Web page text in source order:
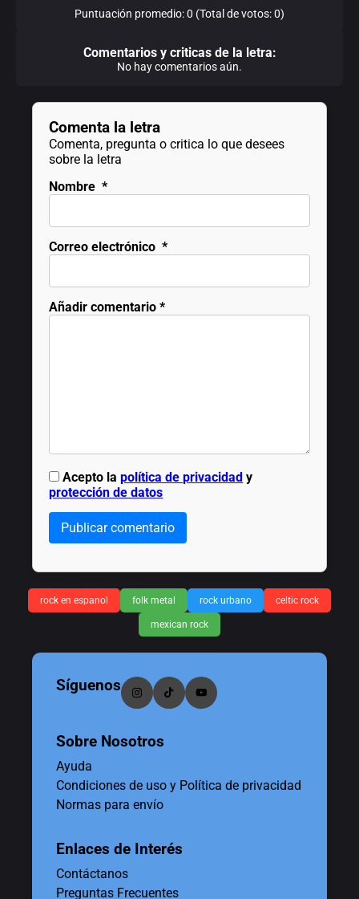
Puntuación promedio: 0 (Total de votos: 0)
Comentarios y criticas de la letra:
No hay comentarios aún.
Comenta la letra
Comenta, pregunta o critica lo que desees
sobre la letra
Nombre *
Correo electrónico *
Añadir comentario *
Acepto lapolítica de privacidad y
protección de datos
Publicar comentario
rock en espanol folk metal rock urbano celtic rock
mexican rock
Síguenos
Sobre Nosotros
Ayuda
Condiciones de uso y Política de privacidad
Normas para envío
Enlaces de Interés
Contáctanos
Preguntas Frecuentes